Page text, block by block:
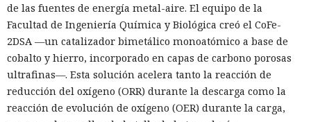
de las fuentes de energía metal-aire. El equipo de la
Facultad de Ingeniería Química y Biológica creó el CoFe-
2DSA —un catalizador bimetálico monoatómico a base de
cobalto y hierro, incorporado en capas de carbono porosas
ultrafinas—. Esta solución acelera tanto la reacción de
reducción del oxígeno (ORR) durante la descarga como la
reacción de evolución de oxígeno (OER) durante la carga,